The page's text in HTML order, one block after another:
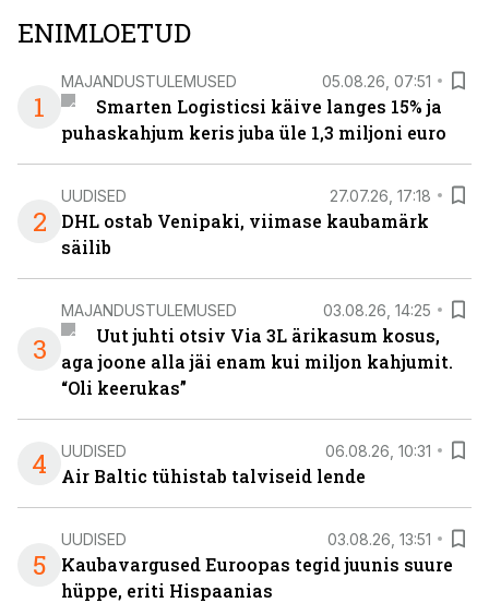
ENIMLOETUD
1
MAJANDUSTULEMUSED 05.08.26, 07:51
Smarten Logisticsi käive langes 15% ja
puhaskahjum keris juba üle 1,3 miljoni euro
2
UUDISED 27.07.26, 17:18
DHL ostab Venipaki, viimase kaubamärk
säilib
3
MAJANDUSTULEMUSED 03.08.26, 14:25
Uut juhti otsiv Via 3L ärikasum kosus,
aga joone alla jäi enam kui miljon kahjumit.
“Oli keerukas”
4 UUDISED 06.08.26, 10:31
Air Baltic tühistab talviseid lende
5
UUDISED 03.08.26, 13:51
Kaubavargused Euroopas tegid juunis suure
hüppe, eriti Hispaanias